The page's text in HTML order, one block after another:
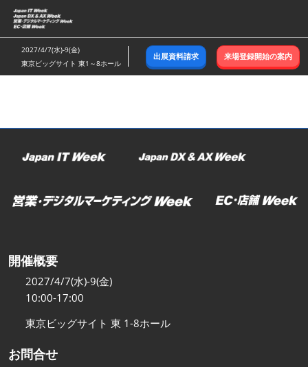
ス
キ
ッ
し
む
2027/4/7(水)-9(金)
東京ビッグサイト 東1～8ホール
出展資料請求 来場登録開始の案内
開催概要
2027/4/7(水)-9(金)
10:00-17:00
東京ビッグサイト 東 1-8ホール
お問合せ